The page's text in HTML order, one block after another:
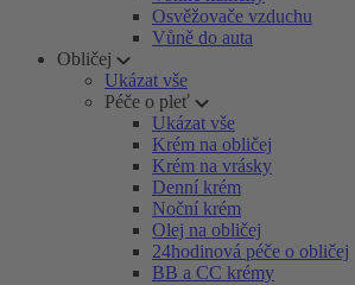
Osvěžovače vzduchu
Vůně do auta
Obličej
Ukázat vše
Péče o pleť
Ukázat vše
Krém na obličej
Krém na vrásky
Denní krém
Noční krém
Olej na obličej
24hodinová péče o obličej
BB a CC krémy